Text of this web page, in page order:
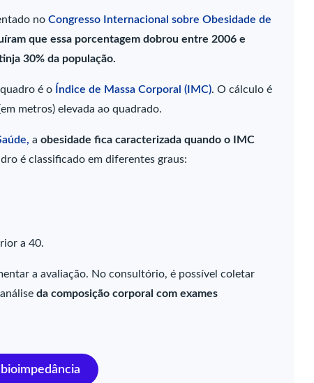
no Congresso Internacional sobre Obesidade de
que essa porcentagem dobrou entre 2006 e
30% da população.
é o Índice de Massa Corporal (IMC). O cálculo é
metros) elevada ao quadrado.
a obesidade fica caracterizada quando o IMC
é classificado em diferentes graus:
a 40.
a avaliação. No consultório, é possível coletar
da composição corporal com exames